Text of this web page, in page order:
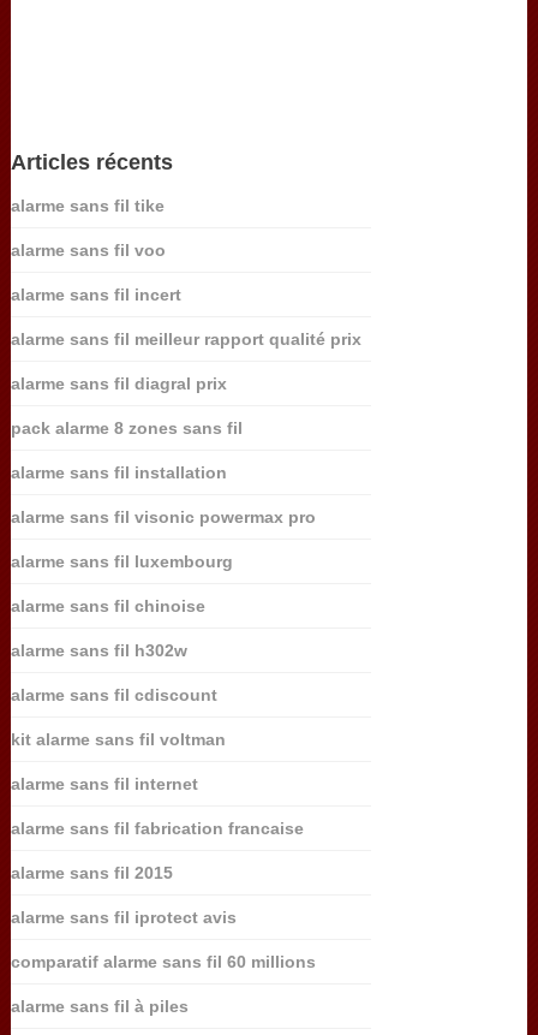
Articles récents
alarme sans fil tike
alarme sans fil voo
alarme sans fil incert
alarme sans fil meilleur rapport qualité prix
alarme sans fil diagral prix
pack alarme 8 zones sans fil
alarme sans fil installation
alarme sans fil visonic powermax pro
alarme sans fil luxembourg
alarme sans fil chinoise
alarme sans fil h302w
alarme sans fil cdiscount
kit alarme sans fil voltman
alarme sans fil internet
alarme sans fil fabrication francaise
alarme sans fil 2015
alarme sans fil iprotect avis
comparatif alarme sans fil 60 millions
alarme sans fil à piles